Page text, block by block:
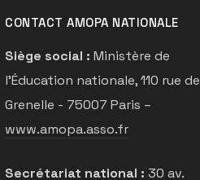
CONTACT AMOPA NATIONALE
Siège social : Ministère de
l’Éducation nationale, 110 rue de
Grenelle - 75007 Paris –
www.amopa.asso.fr
Secrétariat national : 30 av.